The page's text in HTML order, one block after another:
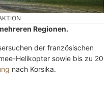
Regionen.
der französischen
Helikopter sowie bis zu 20
nach Korsika.